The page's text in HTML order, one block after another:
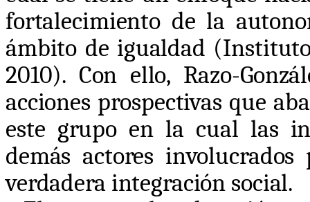
fortalecimiento de la
ámbito de igualdad
2010). Con ello, Razo-
acciones prospectivas que
este grupo en la cual las
demás actores
verdadera integración social.